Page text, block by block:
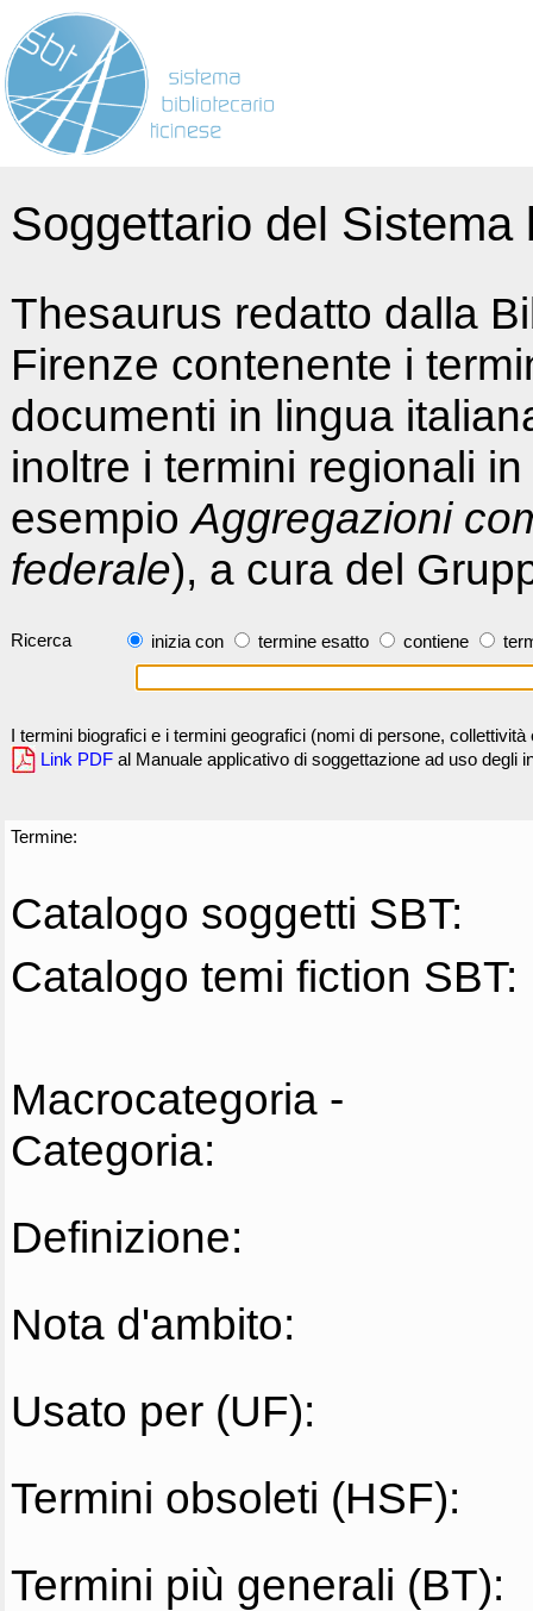
Soggettario del
Thesaurus redatto dalla
Firenze contenente i
documenti in lingua
inoltre i termini regionali
esempioAggregazioni
federale), a cura del
Ricerca inizia con termine esatto contiene
I termini biografici e i termini geografici (nomi di persone,
Link PDF al Manuale applicativo di soggettazione ad uso degli
Termine:
Catalogo soggetti SBT:
Catalogo temi fiction SBT:
Macrocategoria -
Categoria:
Definizione:
Nota d'ambito:
Usato per (UF):
Termini obsoleti (HSF):
Termini più generali (BT):